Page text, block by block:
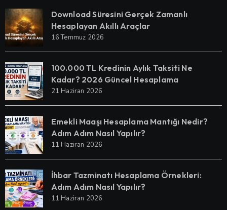
Download Süresini Gerçek Zamanlı
Hesaplayan Akıllı Araçlar
16 Temmuz 2026
100.000 TL Kredinin Aylık Taksiti Ne
Kadar? 2026 Güncel Hesaplama
21 Haziran 2026
Emekli Maaşı Hesaplama Mantığı Nedir?
Adım Adım Nasıl Yapılır?
11 Haziran 2026
İhbar Tazminatı Hesaplama Örnekleri:
Adım Adım Nasıl Yapılır?
11 Haziran 2026